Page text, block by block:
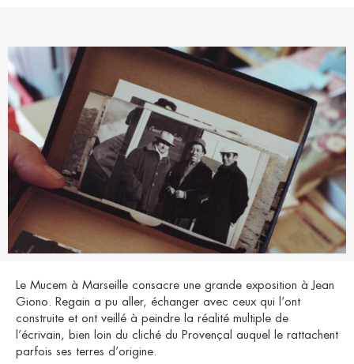
Le Mucem à Marseille consacre une grande exposition à Jean
Giono. Regain a pu aller, échanger avec ceux qui l’ont
construite et ont veillé à peindre la réalité multiple de
l’écrivain, bien loin du cliché du Provençal auquel le rattachent
parfois ses terres d’origine.